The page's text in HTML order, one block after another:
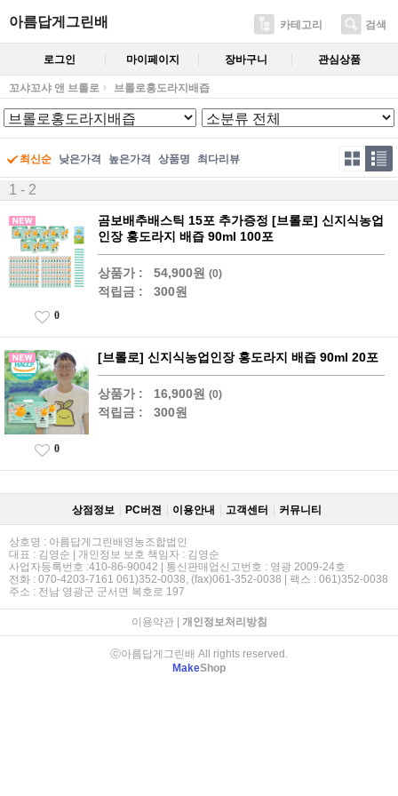
아름답게그린배 카테고리 검색
로그인 마이페이지 장바구니 관심상품
꼬샤꼬샤 앤 브롤로 브롤로홍도라지배즙
최신순 낮은가격 높은가격 상품명 최다리뷰
1 - 2
곰보배추배스틱 15포 추가증정 [브롤로] 신지식농업
인장 홍도라지 배즙 90ml 100포
상품가 : 54,900원 (0)
적립금 : 300원
0
[브롤로] 신지식농업인장 홍도라지 배즙 90ml 20포
상품가 : 16,900원 (0)
적립금 : 300원
0
상점정보 PC버젼 이용안내 고객센터 커뮤니티
상호명 : 아름답게그린배영농조합법인
대표 : 김영순 | 개인정보 보호 책임자 : 김영순
사업자등록번호 :410-86-90042 | 통신판매업신고번호 : 영광 2009-24호
전화 : 070-4203-7161 061)352-0038, (fax)061-352-0038 | 팩스 : 061)352-0038
주소 : 전남 영광군 군서면 복호로 197
이용약관| 개인정보처리방침
ⓒ아름답게그린배 All rights reserved.
MakeShop